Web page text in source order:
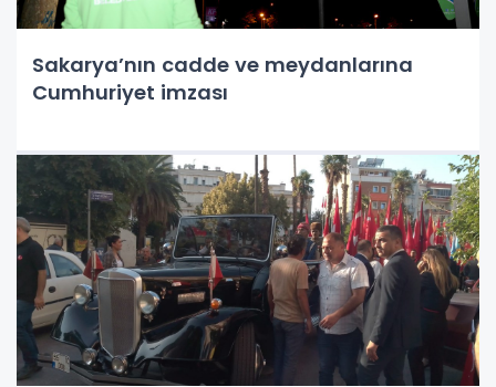
Sakarya’nın cadde ve meydanlarına
Cumhuriyet imzası